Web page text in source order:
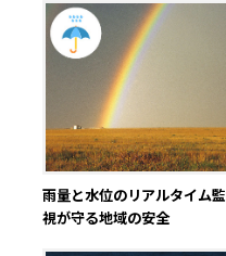
雨量と水位のリアルタイム監
視が守る地域の安全